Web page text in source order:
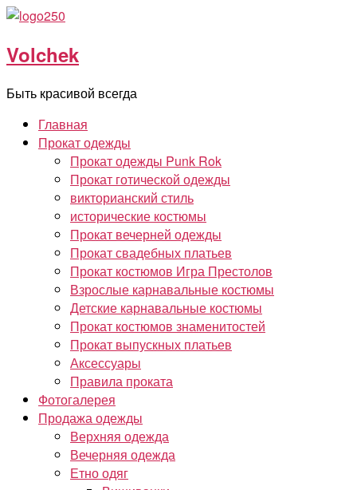
Перейти
содержимому
Volchek
Быть красивой всегда
Главная
Прокат одежды
Прокат одежды Punk Rok
Прокат готической одежды
викторианский стиль
исторические костюмы
Прокат вечерней одежды
Прокат свадебных платьев
Прокат костюмов Игра Престолов
Взрослые карнавальные костюмы
Детские карнавальные костюмы
Прокат костюмов знаменитостей
Прокат выпускных платьев
Аксессуары
Правила проката
Фотогалерея
Продажа одежды
Верхняя одежда
Вечерняя одежда
Етно одяг